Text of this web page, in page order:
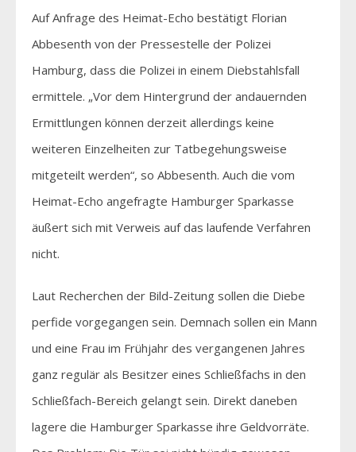
Auf Anfrage des Heimat-Echo bestätigt Florian
Abbesenth von der Pressestelle der Polizei
Hamburg, dass die Polizei in einem Diebstahlsfall
ermittele. „Vor dem Hintergrund der andauernden
Ermittlungen können derzeit allerdings keine
weiteren Einzelheiten zur Tatbegehungsweise
mitgeteilt werden“, so Abbesenth. Auch die vom
Heimat-Echo angefragte Hamburger Sparkasse
äußert sich mit Verweis auf das laufende Verfahren
nicht.
Laut Recherchen der Bild-Zeitung sollen die Diebe
perfide vorgegangen sein. Demnach sollen ein Mann
und eine Frau im Frühjahr des vergangenen Jahres
ganz regulär als Besitzer eines Schließfachs in den
Schließfach-Bereich gelangt sein. Direkt daneben
lagere die Hamburger Sparkasse ihre Geldvorräte.